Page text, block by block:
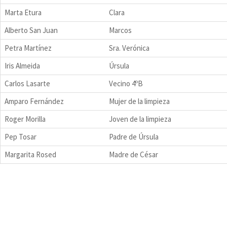
Marta Etura
Clara
Alberto San Juan
Marcos
Petra Martínez
Sra. Verónica
Iris Almeida
Úrsula
Carlos Lasarte
Vecino 4ºB
Amparo Fernández
Mujer de la limpieza
Roger Morilla
Joven de la limpieza
Pep Tosar
Padre de Úrsula
Margarita Rosed
Madre de César